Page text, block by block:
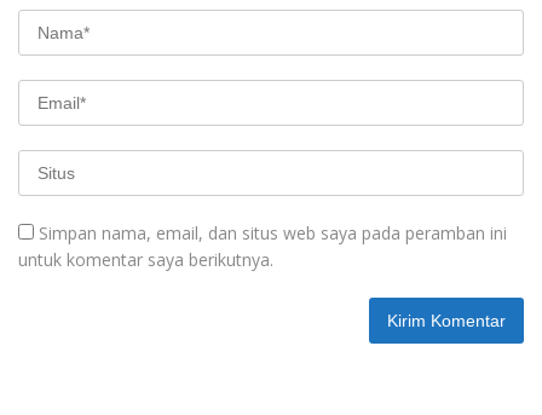
Simpan nama, email, dan situs web saya pada peramban ini
untuk komentar saya berikutnya.